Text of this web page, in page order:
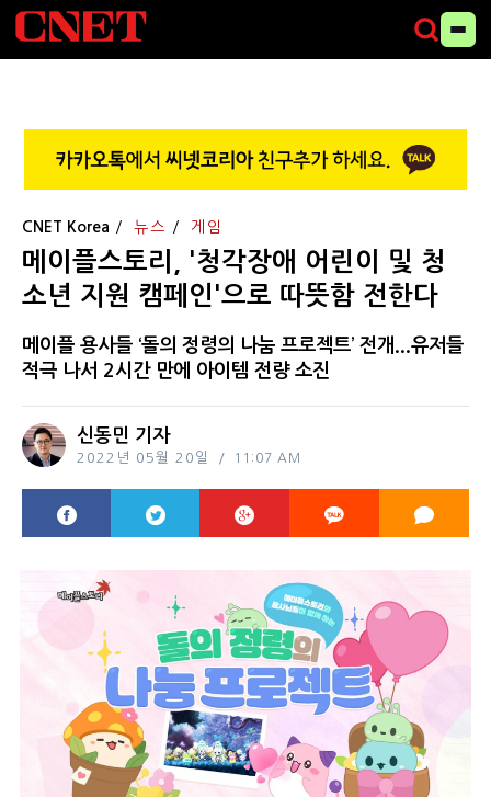
CNET Korea 뉴스 게임
메이플스토리, '청각장애 어린이 및 청
소년 지원 캠페인'으로 따뜻함 전한다
메이플 용사들 ‘돌의 정령의 나눔 프로젝트’ 전개...유저들
적극 나서 2시간 만에 아이템 전량 소진
신동민 기자
2022년 05월 20일 11:07 AM